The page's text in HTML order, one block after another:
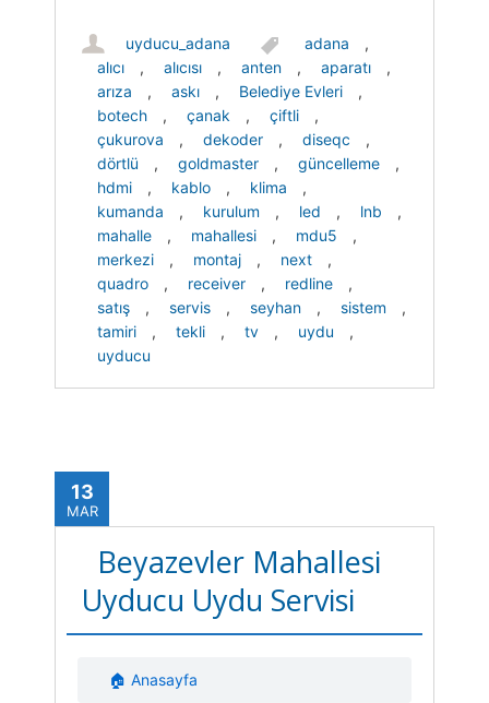
uyducu_adana adana
,
alıcı
, alıcısı , anten , aparatı
,
arıza
, askı , Belediye Evleri
,
botech
, çanak , çiftli
,
çukurova
, dekoder , diseqc
,
dörtlü
, goldmaster , güncelleme
,
hdmi
, kablo , klima
,
kumanda
, kurulum , led , lnb
,
mahalle
, mahallesi , mdu5
,
merkezi
, montaj , next
,
quadro
, receiver , redline
,
satış
, servis , seyhan , sistem
,
tamiri
, tekli , tv , uydu
,
uyducu
13
MAR
Beyazevler Mahallesi
Uyducu Uydu Servisi
🏠 Anasayfa